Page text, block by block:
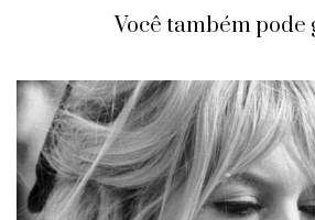
Você também pode